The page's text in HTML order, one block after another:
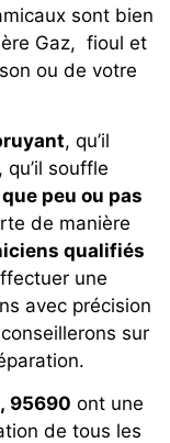
sont bien
Gaz, fioul et
ou de votre
, qu’il
souffle
peu ou pas
de manière
qualifiés
une
avec précision
sur
95690 ont une
de tous les